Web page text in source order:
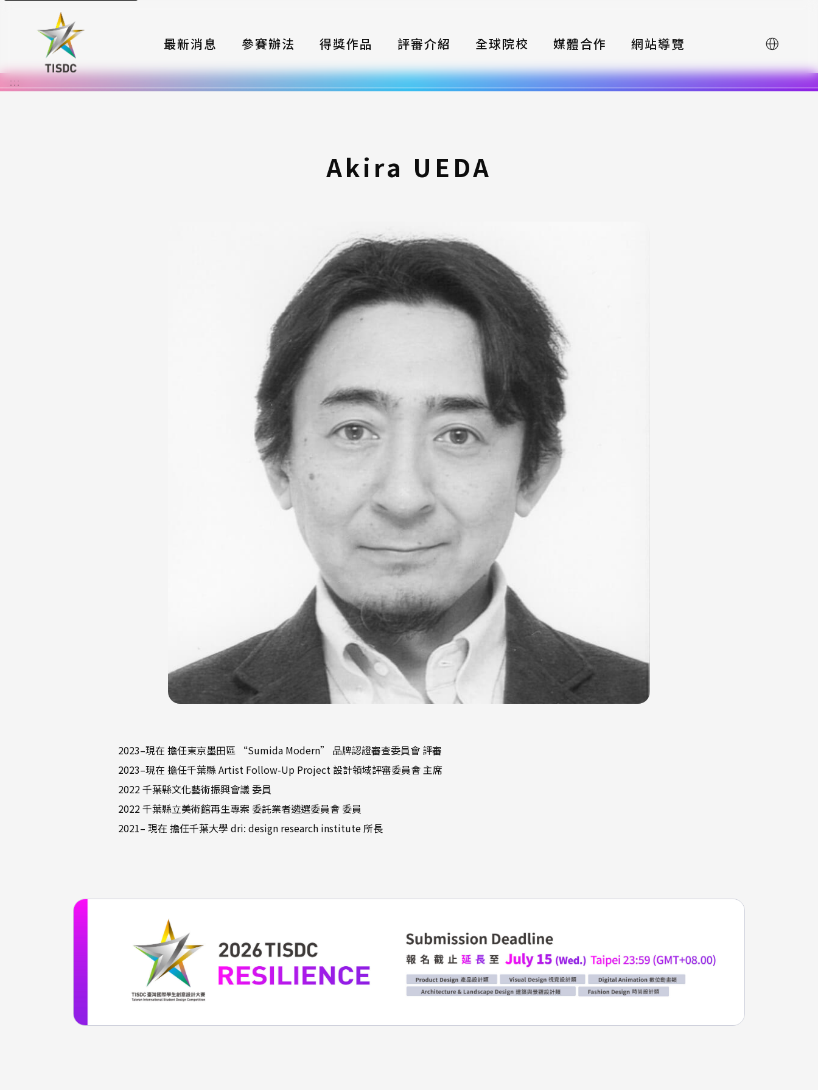
最新消息 參賽辦法
大賽組織
得獎作品 評審介紹 全球院校 媒體合作 網站導覽 English
:::
Akira UEDA
2023–現在 擔任東京墨田區 “Sumida Modern” 品牌認證審查委員會 評審
2023–現在 擔任千葉縣 Artist Follow-Up Project 設計領域評審委員會 主席
2022 千葉縣文化藝術振興會議 委員
2022 千葉縣立美術館再生專案 委託業者遴選委員會 委員
2021– 現在 擔任千葉大學 dri: design research institute 所長